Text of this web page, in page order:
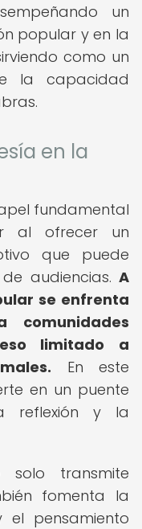
un
popular y en la
como un
la capacidad
en la
fundamental
al ofrecer un
que puede
audiencias. A
se enfrenta
limitado a
En este
en un puente
reflexión y la
transmite
fomenta la
pensamiento